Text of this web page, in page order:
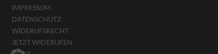
IMPRESSUM
DATENSCHUTZ
WIDERUFSRECHT
JETZT WIDERUFEN